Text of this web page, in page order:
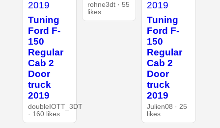
Tuning
Ford F-
150
Regular
Cab 2
Door
truck
2019
doubleIOTT_3DT
· 160 likes
rohne3dt · 55
likes
Tuning
Ford F-
150
Regular
Cab 2
Door
truck
2019
Julien08 · 25
likes